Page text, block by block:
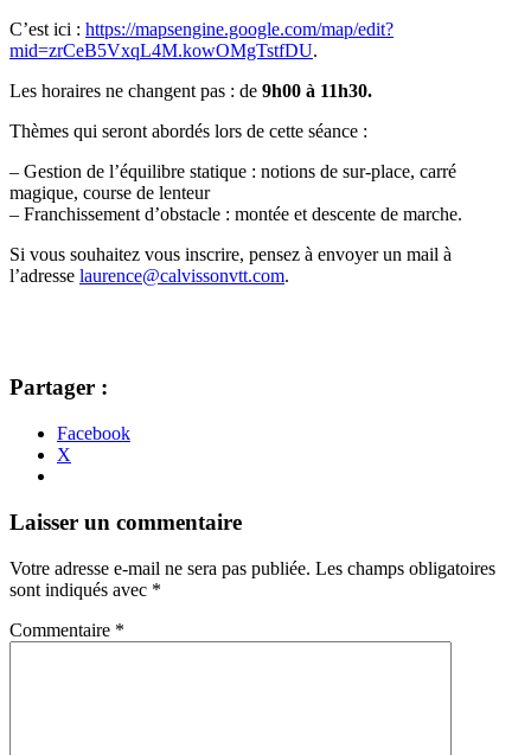
C’est ici : https://mapsengine.google.com/map/edit?
mid=zrCeB5VxqL4M.kowOMgTstfDU.
Les horaires ne changent pas : de 9h00 à 11h30.
Thèmes qui seront abordés lors de cette séance :
– Gestion de l’équilibre statique : notions de sur-place, carré
magique, course de lenteur
– Franchissement d’obstacle : montée et descente de marche.
Si vous souhaitez vous inscrire, pensez à envoyer un mail à
l’adresse laurence@calvissonvtt.com.
Partager :
Facebook
X
Navigation
articles
←
→
Laisser un commentaire
Votre adresse e-mail ne sera pas publiée. Les champs obligatoires
sont indiqués avec *
Commentaire *